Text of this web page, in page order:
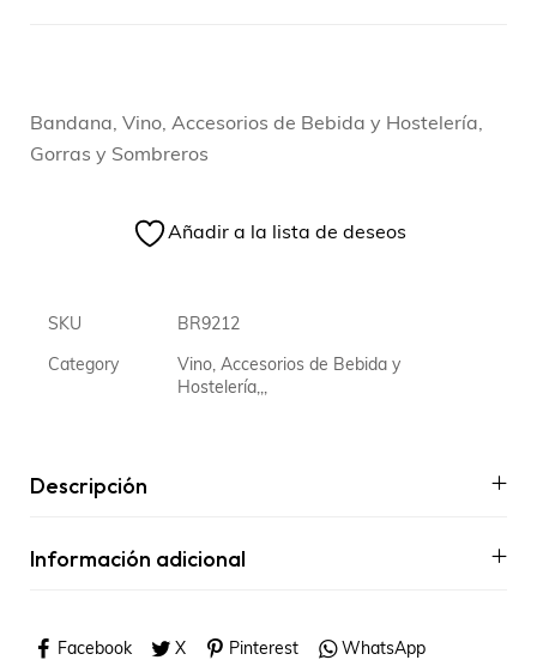
Bandana, Vino, Accesorios de Bebida y Hostelería,
Gorras y Sombreros
Añadir a la lista de deseos
SKU BR9212
Category
Vino, Accesorios de Bebida y
Hostelería,,,
Descripción
Información adicional
Facebook X Pinterest WhatsApp